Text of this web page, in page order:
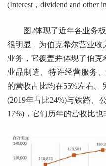
(Interest，dividend and other
图2体现了近年各业务
很明显，为伯克希尔营业收
业务，它覆盖并体现了伯
业品制造、特许经营服务
的营收占比均在55%左右
(2019年占比24%)与铁路、
17%)，它们历年的营收比也